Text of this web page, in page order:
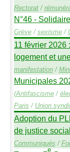
Rectorat/
N°46 -
Grève/ sexisme/
11 février 2026
logement et
manifestation/
Municipales
(Antifascisme/
Paris / Union
Adoption du
de justice
Communiqués /
e